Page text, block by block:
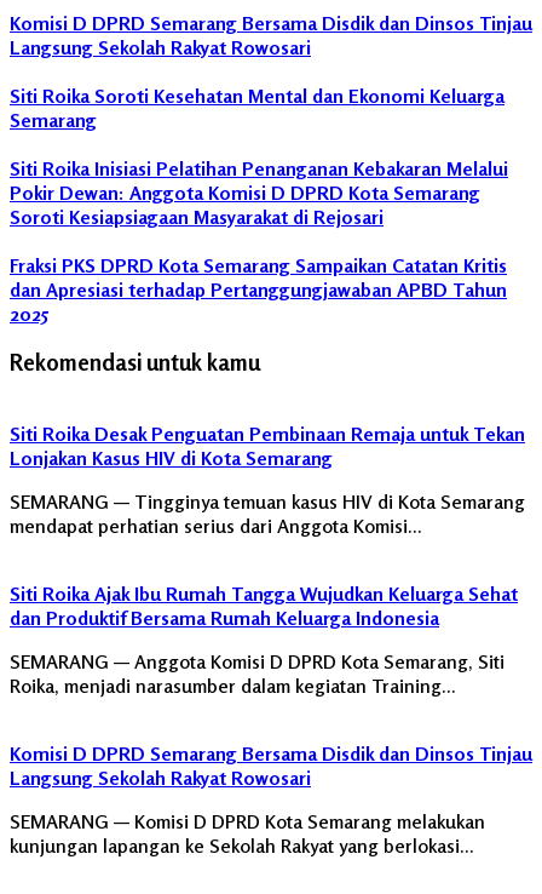
Komisi D DPRD Semarang Bersama Disdik dan Dinsos Tinjau
Langsung Sekolah Rakyat Rowosari
Siti Roika Soroti Kesehatan Mental dan Ekonomi Keluarga
Semarang
Siti Roika Inisiasi Pelatihan Penanganan Kebakaran Melalui
Pokir Dewan: Anggota Komisi D DPRD Kota Semarang
Soroti Kesiapsiagaan Masyarakat di Rejosari
Fraksi PKS DPRD Kota Semarang Sampaikan Catatan Kritis
dan Apresiasi terhadap Pertanggungjawaban APBD Tahun
2025
Rekomendasi untuk kamu
Siti Roika Desak Penguatan Pembinaan Remaja untuk Tekan
Lonjakan Kasus HIV di Kota Semarang
SEMARANG — Tingginya temuan kasus HIV di Kota Semarang
mendapat perhatian serius dari Anggota Komisi…
Siti Roika Ajak Ibu Rumah Tangga Wujudkan Keluarga Sehat
dan Produktif Bersama Rumah Keluarga Indonesia
SEMARANG — Anggota Komisi D DPRD Kota Semarang, Siti
Roika, menjadi narasumber dalam kegiatan Training…
Komisi D DPRD Semarang Bersama Disdik dan Dinsos Tinjau
Langsung Sekolah Rakyat Rowosari
SEMARANG — Komisi D DPRD Kota Semarang melakukan
kunjungan lapangan ke Sekolah Rakyat yang berlokasi…